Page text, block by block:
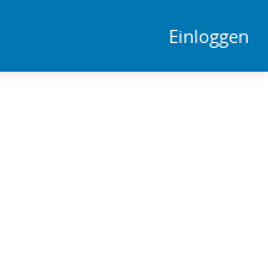
Einloggen